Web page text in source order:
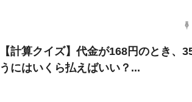
【計算クイズ】代金が168円のとき、
うにはいくら払えばいい？...